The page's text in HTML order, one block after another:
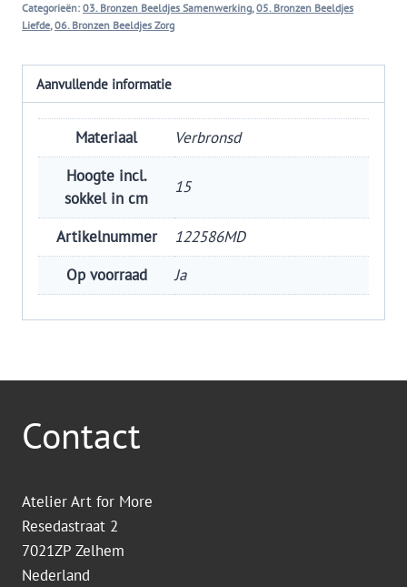
Categorieën: 03. Bronzen Beeldjes Samenwerking,05. Bronzen Beeldjes
Liefde,06. Bronzen Beeldjes Zorg
Aanvullende informatie
Materiaal
Verbronsd
Hoogte incl.
sokkel in cm
15
Artikelnummer
122586MD
Op voorraad
Ja
Contact
Atelier Art for More
Resedastraat 2
7021ZP Zelhem
Nederland